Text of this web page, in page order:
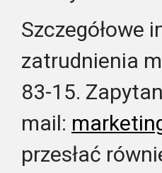
Szczegółowe
zatrudnienia
83-15.
mail:
przesłać